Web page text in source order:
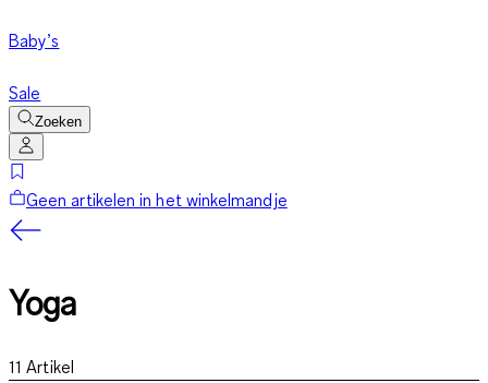
Baby’s
Sale
Zoeken
Geen artikelen in het winkelmandje
Yoga
11 Artikel